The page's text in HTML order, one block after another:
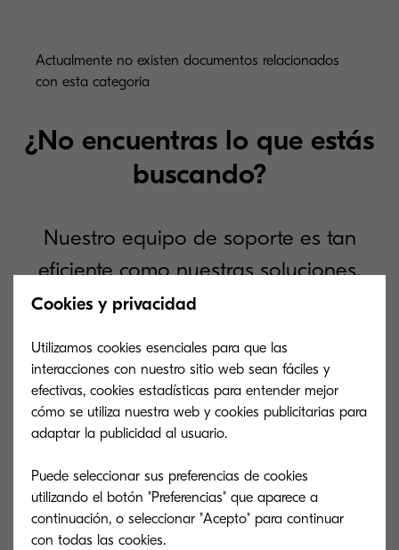
Actualmente no existen documentos relacionados
con esta categoria
¿No encuentras lo que estás
buscando?
Nuestro equipo de soporte es tan
eficiente como nuestras soluciones.
Explora cómo podemos ofrecerte
Cookies y privacidad
Utilizamos cookies esenciales para que las
interacciones con nuestro sitio web sean fáciles y
efectivas, cookies estadísticas para entender mejor
cómo se utiliza nuestra web y cookies publicitarias para
adaptar la publicidad al usuario.
Puede seleccionar sus preferencias de cookies
utilizando el botón "Preferencias" que aparece a
continuación, o seleccionar "Acepto" para continuar